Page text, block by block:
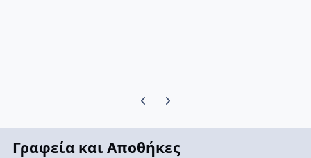
Previous carousel slide
Next carousel slide
Γραφεία και Αποθήκες